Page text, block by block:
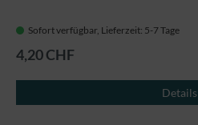
Sofort verfügbar, Lieferzeit: 5-7 Tage
4,20 CHF
Details